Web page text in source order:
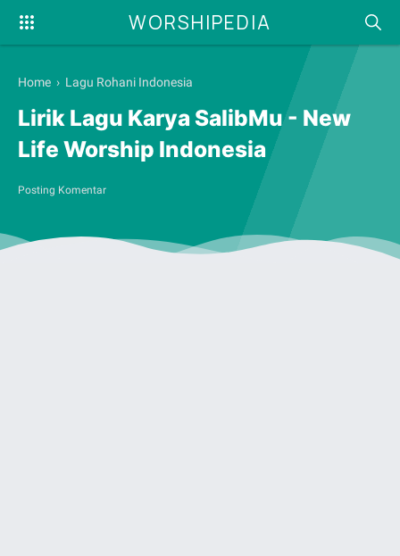
WORSHIPEDIA
Home › Lagu Rohani Indonesia
Lirik Lagu Karya SalibMu - New
Life Worship Indonesia
Posting Komentar